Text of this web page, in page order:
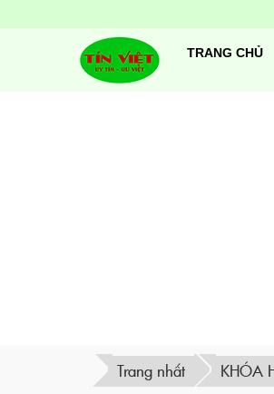
TRANG CHỦ
Trang nhất KHÓA